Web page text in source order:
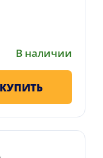
В наличии
КУПИТЬ